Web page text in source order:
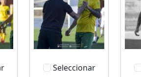
Seleccionar